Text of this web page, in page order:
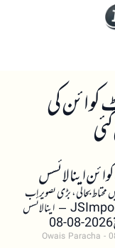
کوائن کی
اینالائسس
بحالی، بڑی تصویر اب
بھی دفاعی JSImport – اینالائسس
Owais Paracha